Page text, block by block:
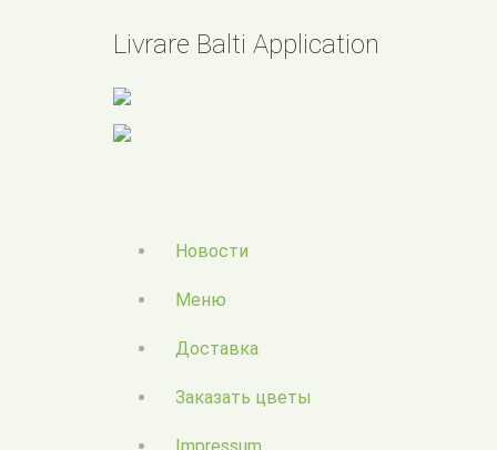
Livrare Balti Application
Новости
Меню
Доставка
Заказать цветы